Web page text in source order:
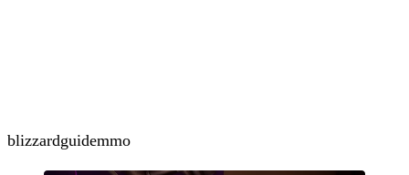
blizzardguidemmo